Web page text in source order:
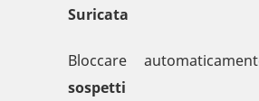
Suricata
Bloccare
sospetti